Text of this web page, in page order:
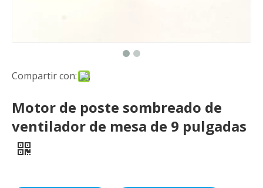
Compartir con:
Motor de poste sombreado de
ventilador de mesa de 9 pulgadas